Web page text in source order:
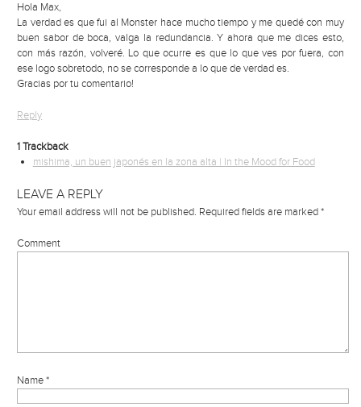
Hola Max,
La verdad es que fui al Monster hace mucho tiempo y me quedé con muy
buen sabor de boca, valga la redundancia. Y ahora que me dices esto,
con más razón, volveré. Lo que ocurre es que lo que ves por fuera, con
ese logo sobretodo, no se corresponde a lo que de verdad es.
Gracias por tu comentario!
Reply
1Trackback
mishima, un buen japonés en la zona alta | In the Mood for Food
LEAVE A REPLY
Your email address will not be published. Required fields are marked*
Comment
Name*